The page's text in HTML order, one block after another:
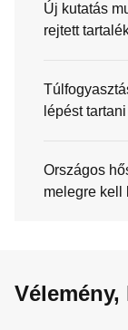
Új kutatás
rejtett
lépést
Országos
melegre kell